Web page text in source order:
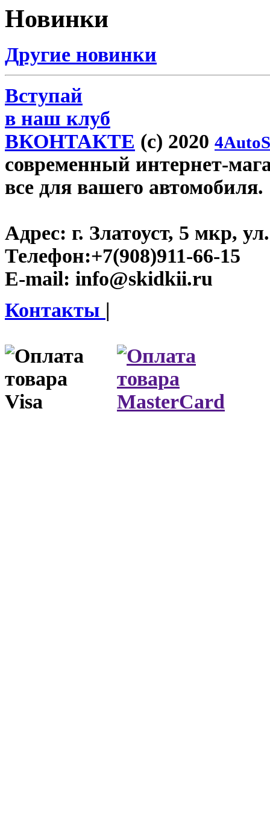
Новинки
Другие новинки
Вступай
в наш клуб
ВКОНТАКТЕ (c) 2020
современный интернет-
все для вашего автомобиля.
Адрес: г. Златоуст, 5 мкр,
Телефон:+7(908)911-66-15
E-mail: info@skidkii.ru
Контакты |